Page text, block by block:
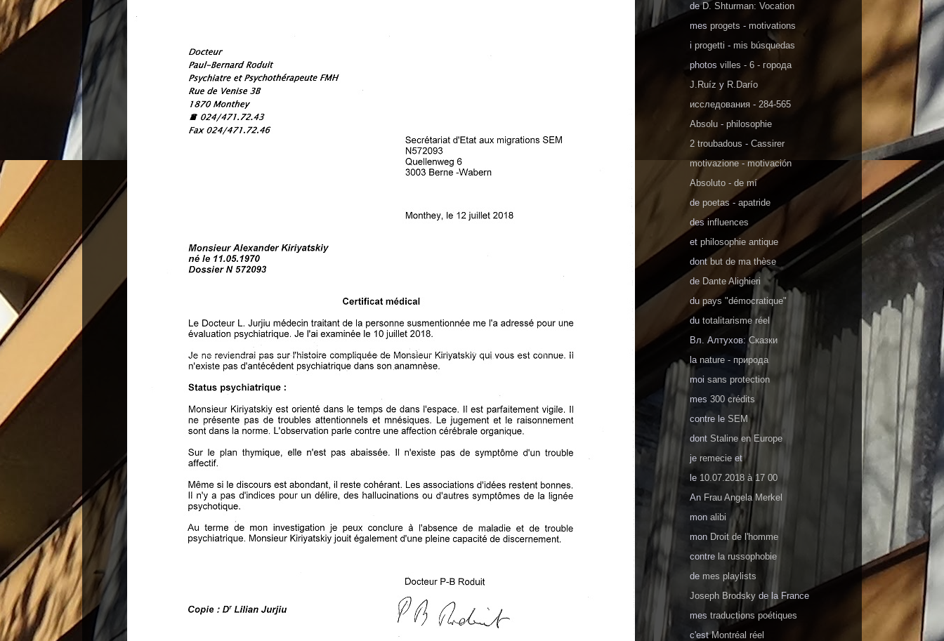
deD. Shturman: Vocation
mes progets - motivations
i progetti - mis búsquedas
photos villes - 6 - города
J.Ruíz y R.Darío
исследования - 284-565
Absolu - philosophie
2 troubadous - Cassirer
motivazione-motivación
Absoluto - de mí
de poetas- apatride
des influences
et philosophie antique
dont but de ma thèse
de Dante Alighieri
du pays "démocratique"
du totalitarisme réel
Вл. Алтухов: Сказки
la nature - природа
moi sans protection
mes 300 crédits
contre le SEM
dont Staline en Europe
je remecie et
le 10.07.2018 à 17 00
An Frau Angela Merkel
mon alibi
mon Droit de l'homme
сontre la russophobie
de mes playlists
Joseph Brodsky de la France
mes traductions poétiques
c'estMontréal réel